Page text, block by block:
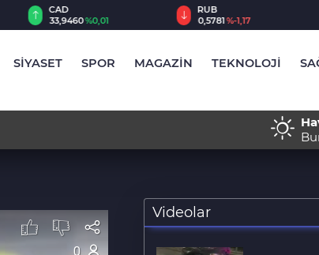
CAD
33,9460%0,01
RUB
0,5781%-1,17
SİYASET SPOR MAGAZİN TEKNOLOJİ
hükümet güçlerine roket ve İHA saldırısı: 30 ölü
Videolar